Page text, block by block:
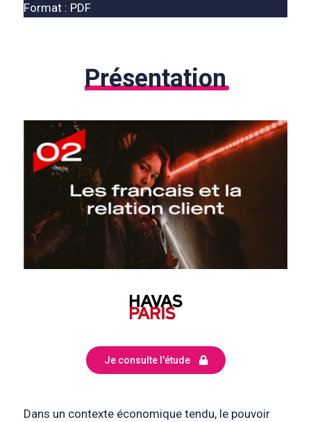
Format : PDF
Présentation
Je consulte l'étude
Dans un contexte économique tendu, le pouvoir